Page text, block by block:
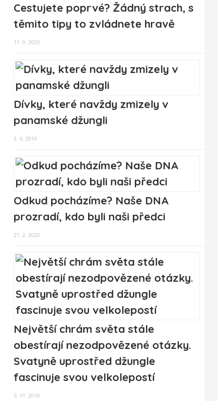
Cestujete poprvé? Žádný strach, s
těmito tipy to zvládnete hravě
11. 9. 2023
Dívky, které navždy zmizely v
panamské džungli
3. 6. 2019
Odkud pocházíme? Naše DNA
prozradí, kdo byli naši předci
21. 2. 2020
Největší chrám světa stále
obestírají nezodpovězené otázky.
Svatyně uprostřed džungle
fascinuje svou velkolepostí
5. 11. 2019